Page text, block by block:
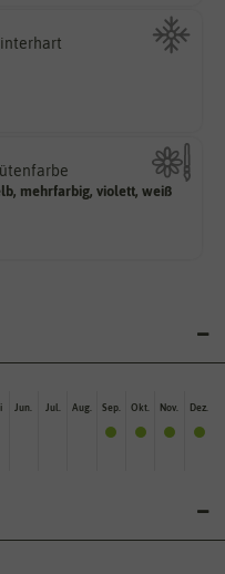
überwintern können.
mehrfarbig, violett, weiß
auch mehrfarbig sein.
Jun. Jul. Aug. Sep. Okt. Nov. Dez.